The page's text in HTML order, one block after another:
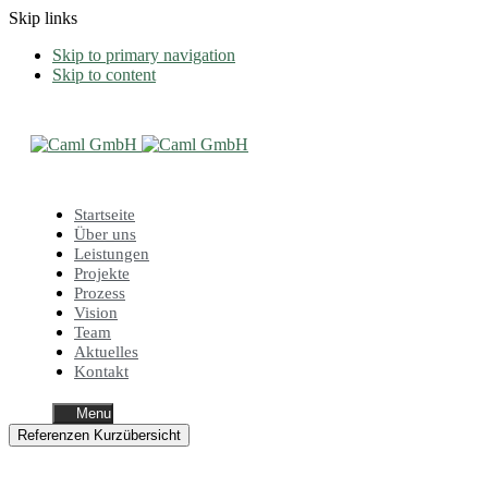
Skip links
Skip to primary navigation
Skip to content
Startseite
Über uns
Leistungen
Projekte
Prozess
Vision
Team
Aktuelles
Kontakt
Menu
Referenzen Kurzübersicht